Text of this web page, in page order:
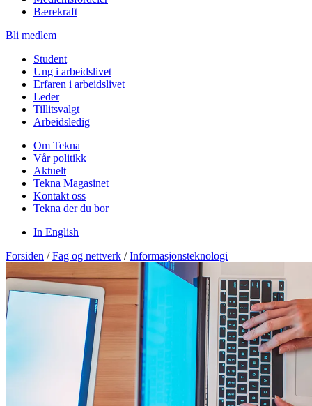
Bærekraft
Bli medlem
Student
Ung i arbeidslivet
Erfaren i arbeidslivet
Leder
Tillitsvalgt
Arbeidsledig
Om Tekna
Vår politikk
Aktuelt
Tekna Magasinet
Kontakt oss
Tekna der du bor
In English
Forsiden / Fag og nettverk / Informasjonsteknologi